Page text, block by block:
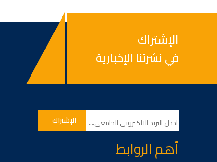
الإشتراك
في نشرتنا الإخبارية
أهم الروابط